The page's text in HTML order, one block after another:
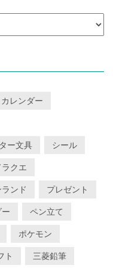
カレンダー
ー文具 シール
ラクエ
ンド プレゼント
ペン立て
ポケモン
ト 三菱鉛筆